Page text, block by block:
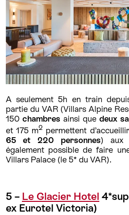
A seulement 5h en train
partie du VAR (Villars Alpine
150 chambres ainsi que deux
et 175 m2 permettent
65 et 220 personnes) aux
également possible de faire
Villars Palace (le 5* du VAR).
5 – Le Glacier Hotel
ex Eurotel Victoria)